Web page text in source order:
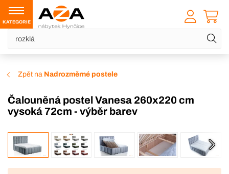
KATEGORIE
Zpět na Nadrozměrné postele
Čalouněná postel Vanesa 260x220 cm
vysoká 72cm - výběr barev
VÝROBA
DOPRAVA ZDARMA